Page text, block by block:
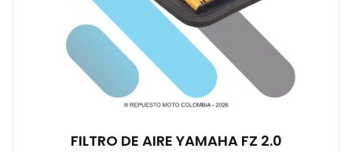
FILTRO DE AIRE YAMAHA FZ 2.0